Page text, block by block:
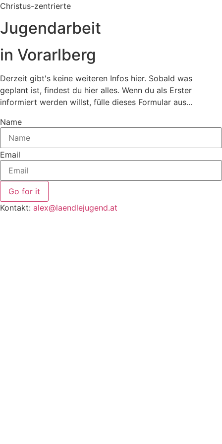
Christus-zentrierte
Jugendarbeit
in Vorarlberg
Derzeit gibt's keine weiteren Infos hier. Sobald was
geplant ist, findest du hier alles. Wenn du als Erster
informiert werden willst, fülle dieses Formular aus...
Name
Email
Go for it
Kontakt: alex@laendlejugend.at